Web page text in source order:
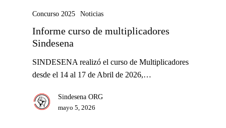
Concurso 2025 Noticias
Informe curso de multiplicadores
Sindesena
SINDESENA realizó el curso de Multiplicadores
desde el 14 al 17 de Abril de 2026,…
Sindesena ORG
mayo 5, 2026